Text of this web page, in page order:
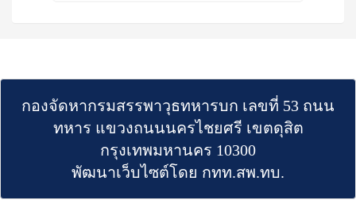
กองจัดหากรมสรรพาวุธทหารบก เลขที่ 53 ถนน
ทหาร แขวงถนนนครไชยศรี เขตดุสิต
กรุงเทพมหานคร 10300
พัฒนาเว็บไซต์โดย กทท.สพ.ทบ.